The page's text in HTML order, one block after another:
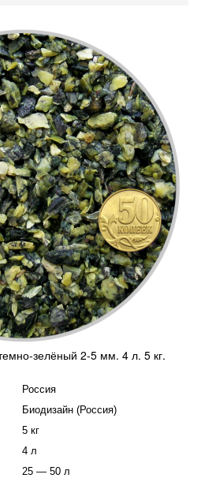
зелёный 2-5 мм. 4 л. 5 кг.
Россия
Биодизайн (Россия)
5 кг
4 л
25 — 50 л